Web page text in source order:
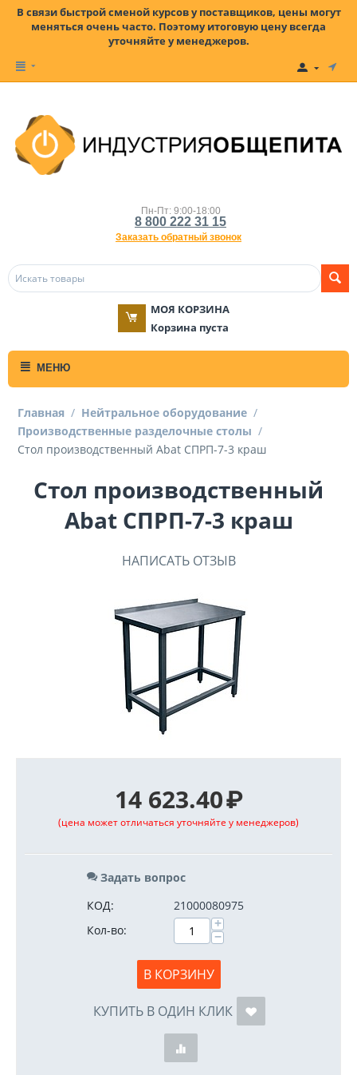
В связи быстрой сменой курсов у поставщиков, цены могут
меняться очень часто. Поэтому итоговую цену всегда
уточняйте у менеджеров.
Пн-Пт: 9:00-18:00
8 800 222 31 15
Заказать обратный звонок
МОЯ КОРЗИНА
Корзина пуста
МЕНЮ
Главная / Нейтральное оборудование /
Производственные разделочные столы /
Стол производственный Abat СПРП-7-3 краш
Стол производственный
Abat СПРП-7-3 краш
НАПИСАТЬ ОТЗЫВ
14 623.40₽
(цена может отличаться уточняйте у менеджеров)
Задать вопрос
КОД:
21000080975
Кол-во:
+
−
В КОРЗИНУ
КУПИТЬ В ОДИН КЛИК